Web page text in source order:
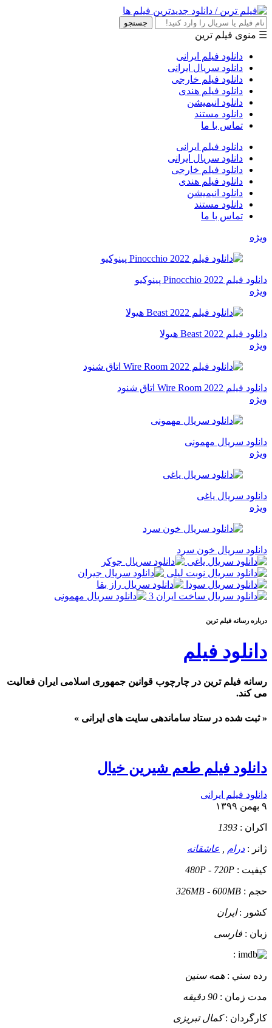
جستجو
☰ منوی فیلم ترین
دانلود فیلم ایرانی
دانلود سریال ایرانی
دانلود فیلم خارجی
دانلود فیلم هندی
دانلود انیمیشن
دانلود مستند
تماس با ما
دانلود فیلم ایرانی
دانلود سریال ایرانی
دانلود فیلم خارجی
دانلود فیلم هندی
دانلود انیمیشن
دانلود مستند
تماس با ما
ویژه
دانلود فیلم Pinocchio 2022 پینوکیو
ویژه
دانلود فیلم Beast 2022 هیولا
ویژه
دانلود فیلم Wire Room 2022 اتاق شنود
ویژه
دانلود سریال مهمونی
ویژه
دانلود سریال یاغی
ویژه
دانلود سریال خون سرد
درباره رسانه فيلم ترين
دانلود فیلم
رسانه فیلم ترین در چارچوب قوانین جمهوری اسلامی ایران فعالیت
می کند.
« ثبت شده در ستاد ساماندهی سایت های ایرانی »
دانلود فیلم طعم شیرین خیال
دانلود فیلم ایرانی
۹ بهمن ۱۳۹۹
اکران : 1393
ژانر : درام عاشقانه
کيفيت : 480P - 720P
حجم : 326MB - 600MB
کشور :ایران
زبان : فارسی
:
رده سني : همه سنین
مدت زمان : 90 دقیقه
کارگردان :کمال تبریزی